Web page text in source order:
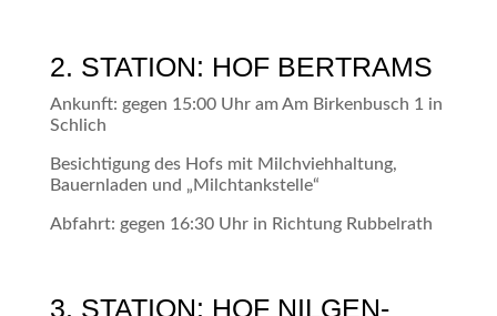
2. STATION: HOF BERTRAMS
Ankunft: gegen 15:00 Uhr am Am Birkenbusch 1 in
Schlich
Besichtigung des Hofs mit Milchviehhaltung,
Bauernladen und „Milchtankstelle“
Abfahrt: gegen 16:30 Uhr in Richtung Rubbelrath
3. STATION: HOF NILGEN-